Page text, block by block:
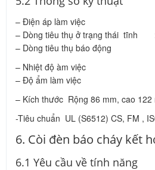
– Điện áp làm việc : 17
– Dòng tiêu thụ ở trạng thái tĩnh
– Dòng tiêu thụ báo động :
– Nhiệt độ àm việc : 0
– Độ ẩm làm việc :
– Kích thước Rộng 86 mm, cao 122
-Tiêu chuẩn UL (S6512) CS, FM ,
6. Còi đèn báo cháy kết
6.1 Yêu cầu về tính năng